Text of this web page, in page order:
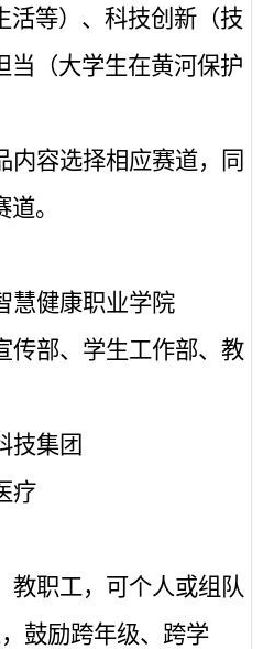
活等）、科技创新（技
当（大学生在黄河保护
内容选择相应赛道，同
。
慧健康职业学院
传部、学生工作部、教
技集团
疗
教职工，可个人或组队
鼓励跨年级、跨学